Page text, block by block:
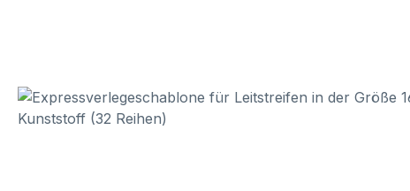
Bildergalerie überspringen